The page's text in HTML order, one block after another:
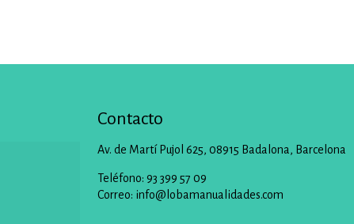
Contacto
Av. de Martí Pujol 625, 08915 Badalona, Barcelona
Teléfono: 93 399 57 09
Correo: info@lobamanualidades.com